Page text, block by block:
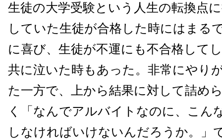
生徒の大学受験という人生の転換点
していた生徒が合格した時にはまる
に喜び、生徒が不運にも不合格して
共に泣いた時もあった。非常にやり
た一方で、上から結果に対して詰め
く「なんでアルバイトなのに、こん
しなければいけないんだろうか。」